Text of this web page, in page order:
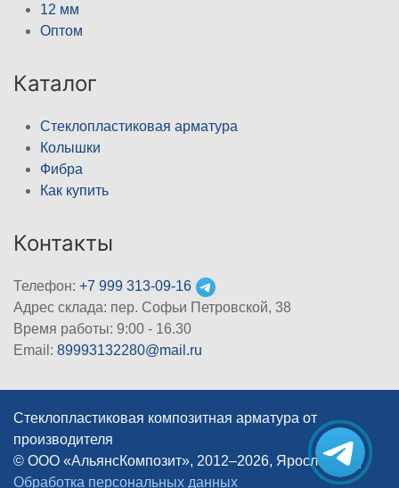
12 мм
Оптом
Каталог
Стеклопластиковая арматура
Колышки
Фибра
Как купить
Контакты
Телефон: +7 999 313-09-16
Адрес склада: пер. Софьи Петровской, 38
Время работы: 9:00 - 16.30
Email: 89993132280@mail.ru
Стеклопластиковая композитная арматура от
производителя
© ООО «АльянсКомпозит», 2012–2026, Ярославль
|
Обработка персональных данных